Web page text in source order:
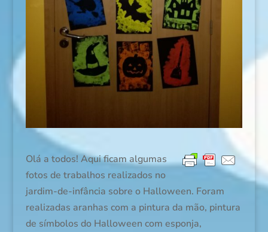
Olá a todos! Aqui ficam algumas
fotos de trabalhos realizados no
jardim-de-infância sobre o Halloween. Foram
realizadas aranhas com a pintura da mão, pintura
de símbolos do Halloween com esponja,